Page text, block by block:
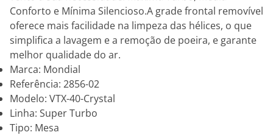
Conforto e Mínima Silencioso.A grade frontal removível
oferece mais facilidade na limpeza das hélices, o que
simplifica a lavagem e a remoção de poeira, e garante
melhor qualidade do ar.
Marca: Mondial
Referência: 2856-02
Modelo: VTX-40-Crystal
Linha: Super Turbo
Tipo: Mesa